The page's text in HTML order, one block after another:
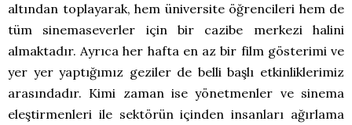
altından toplayarak, hem üniversite öğrencileri hem de
tüm sinemaseverler için bir cazibe merkezi halini
almaktadır. Ayrıca her hafta en az bir film gösterimi ve
yer yer yaptığımız geziler de belli başlı etkinliklerimiz
arasındadır. Kimi zaman ise yönetmenler ve sinema
eleştirmenleri ile sektörün içinden insanları ağırlama